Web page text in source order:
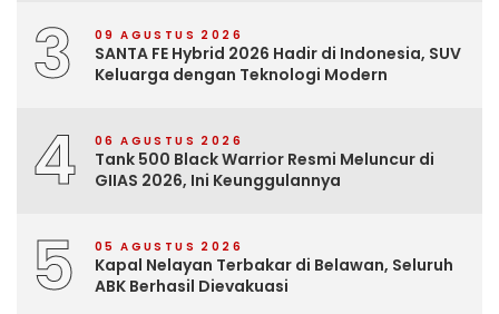
3 09 AGUSTUS 2026
SANTA FE Hybrid 2026 Hadir di Indonesia, SUV
Keluarga dengan Teknologi Modern
4 06 AGUSTUS 2026
Tank 500 Black Warrior Resmi Meluncur di
GIIAS 2026, Ini Keunggulannya
5 05 AGUSTUS 2026
Kapal Nelayan Terbakar di Belawan, Seluruh
ABK Berhasil Dievakuasi